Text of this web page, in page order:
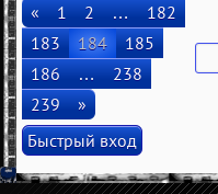
« 1 2 …
182
183
184
185
186
…
238
239
»